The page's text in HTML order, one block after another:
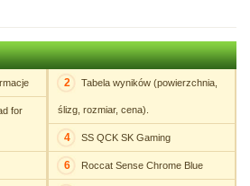
for
2 Tabela wyników (powierzchnia,
ślizg, rozmiar, cena).
4 SS QCK SK Gaming
6 Roccat Sense Chrome Blue